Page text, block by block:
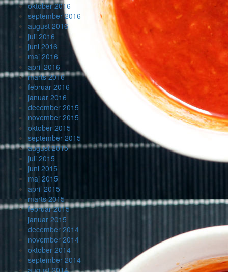
oktober 2016
september 2016
august 2016
juli 2016
juni 2016
maj 2016
april 2016
marts 2016
februar 2016
januar 2016
december 2015
november 2015
oktober 2015
september 2015
august 2015
juli 2015
juni 2015
maj 2015
april 2015
marts 2015
februar 2015
januar 2015
december 2014
november 2014
oktober 2014
september 2014
august 2014